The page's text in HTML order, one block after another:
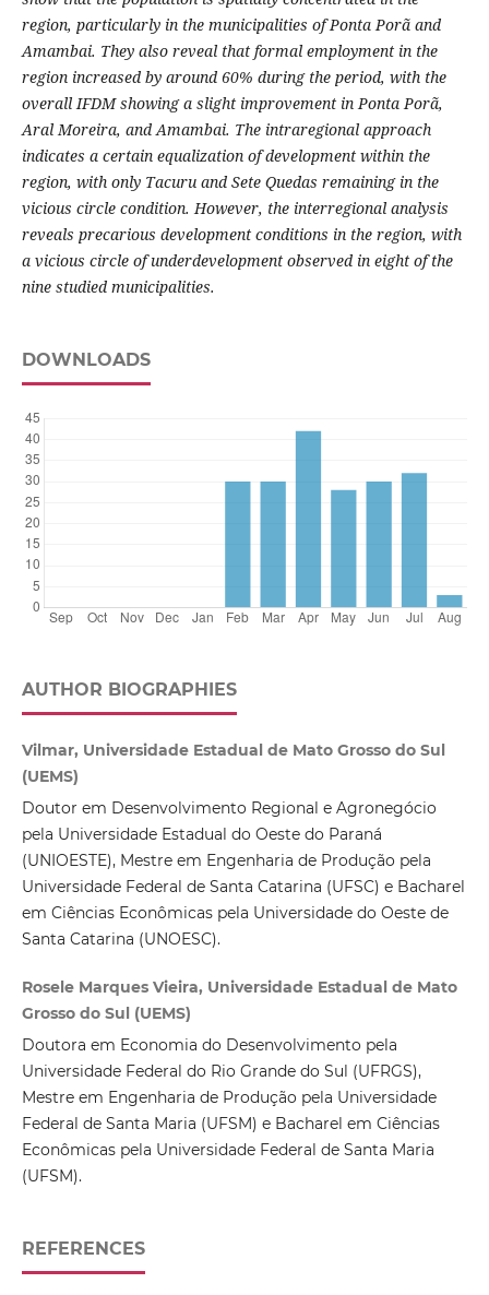
region, particularly in the municipalities of Ponta Porã and
Amambai. They also reveal that formal employment in the
region increased by around 60% during the period, with the
overall IFDM showing a slight improvement in Ponta Porã,
Aral Moreira, and Amambai. The intraregional approach
indicates a certain equalization of development within the
region, with only Tacuru and Sete Quedas remaining in the
vicious circle condition. However, the interregional analysis
reveals precarious development conditions in the region, with
a vicious circle of underdevelopment observed in eight of the
nine studied municipalities.
DOWNLOADS
AUTHOR BIOGRAPHIES
Vilmar, Universidade Estadual de Mato Grosso do Sul
(UEMS)
Doutor em Desenvolvimento Regional e Agronegócio
pela Universidade Estadual do Oeste do Paraná
(UNIOESTE), Mestre em Engenharia de Produção pela
Universidade Federal de Santa Catarina (UFSC) e Bacharel
em Ciências Econômicas pela Universidade do Oeste de
Santa Catarina (UNOESC).
Rosele Marques Vieira, Universidade Estadual de Mato
Grosso do Sul (UEMS)
Doutora em Economia do Desenvolvimento pela
Universidade Federal do Rio Grande do Sul (UFRGS),
Mestre em Engenharia de Produção pela Universidade
Federal de Santa Maria (UFSM) e Bacharel em Ciências
Econômicas pela Universidade Federal de Santa Maria
(UFSM).
REFERENCES